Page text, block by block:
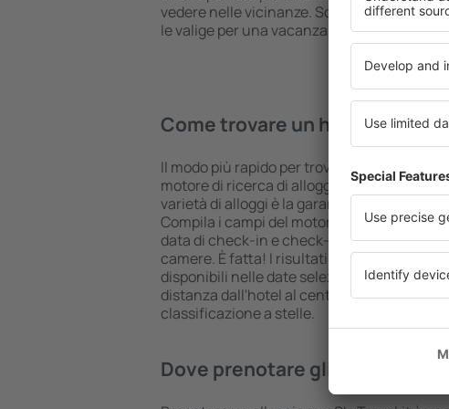
vedere nelle vicinanze. Scegli un hotel per
le valige per una vacanza o un viaggio
Come trovare un hotel a
Il modo più rapido per trovare un hotel a
motore di ricerca di alloggi eSky. Un ampio
varietà di alloggi è la garanzia di trovare
Compila i campi del motore di ricerca:
data di check-in e check-out, aggiungi il
camere. È fatta! I risultati della ricerca ti
disponibili nelle date selezionate. Puoi
distanza dall'hotel al centro città, le
classificazione a stelle.
Dove prenotare gli hotel a